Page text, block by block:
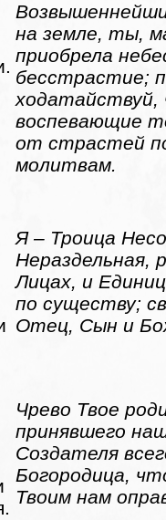
на земле, ты,
приобрела
бесстрастие;
воспевающие
от страстей
молитвам.
Я – Троица
Нераздельная,
Лицах, и
по существу;
Отец, Сын и
Чрево Твое
принявшего
Создателя
Богородица,
Твоим нам